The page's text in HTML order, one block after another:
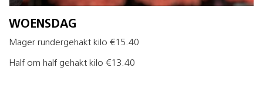
WOENSDAG
Mager rundergehakt kilo €15.40
Half om half gehakt kilo €13.40